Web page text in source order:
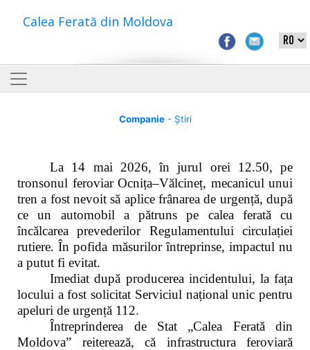
Calea Ferată din Moldova
Companie- Știri
La 14 mai 2026, în jurul orei 12.50, pe
tronsonul feroviar Ocnița–Vălcineț, mecanicul unui
tren a fost nevoit să aplice frânarea de urgență, după
ce un automobil a pătruns pe calea ferată cu
încălcarea prevederilor Regulamentului circulației
rutiere. În pofida măsurilor întreprinse, impactul nu
a putut fi evitat.
Imediat după producerea incidentului, la fața
locului a fost solicitat Serviciul național unic pentru
apeluri de urgență 112.
Întreprinderea de Stat „Calea Ferată din
Moldova” reiterează, că infrastructura feroviară